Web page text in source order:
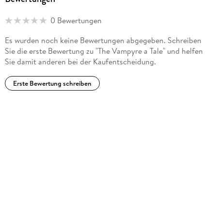
0 Bewertungen
Es wurden noch keine Bewertungen abgegeben. Schreiben
Sie die erste Bewertung zu "The Vampyre a Tale" und helfen
Sie damit anderen bei der Kaufentscheidung.
Erste Bewertung schreiben